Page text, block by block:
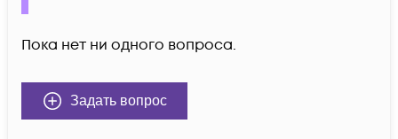
Пока нет ни одного вопроса.
Задать вопрос